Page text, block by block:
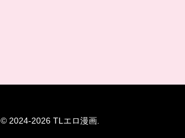
© 2024-2026 TLエロ漫画.